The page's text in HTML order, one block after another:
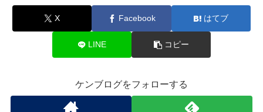
X Facebook はてブ
LINE コピー
ケンブログをフォローする